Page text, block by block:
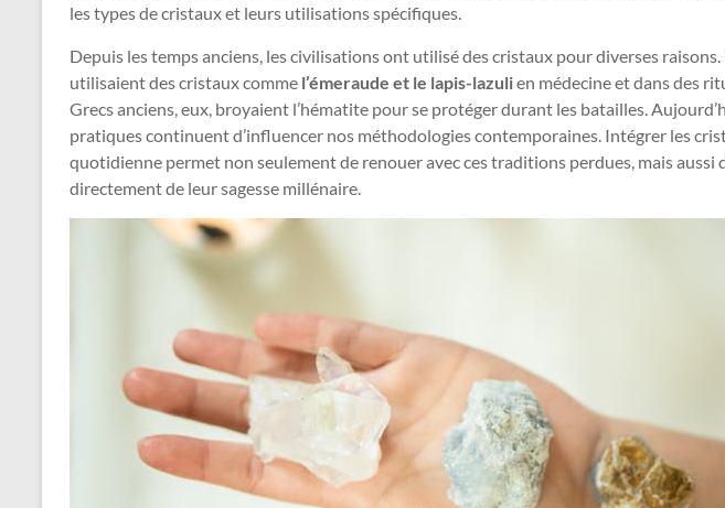
les types de cristaux et leurs utilisations spécifiques.
Depuis les temps anciens, les civilisations ont utilisé des cristaux pour diverses raisons.
utilisaient des cristaux comme l’émeraude et le lapis-lazulien médecine et dans des
Grecs anciens, eux, broyaient l’hématite pour se protéger durant les batailles.
pratiques continuent d’influencer nos méthodologies contemporaines. Intégrer les
quotidienne permet non seulement de renouer avec ces traditions perdues, mais aussi
directement de leur sagesse millénaire.